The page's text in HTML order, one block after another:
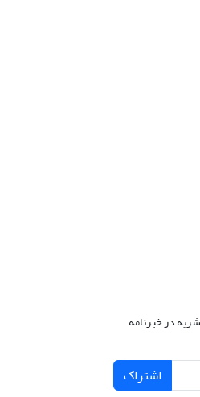
در خبرنامه
اشتراک